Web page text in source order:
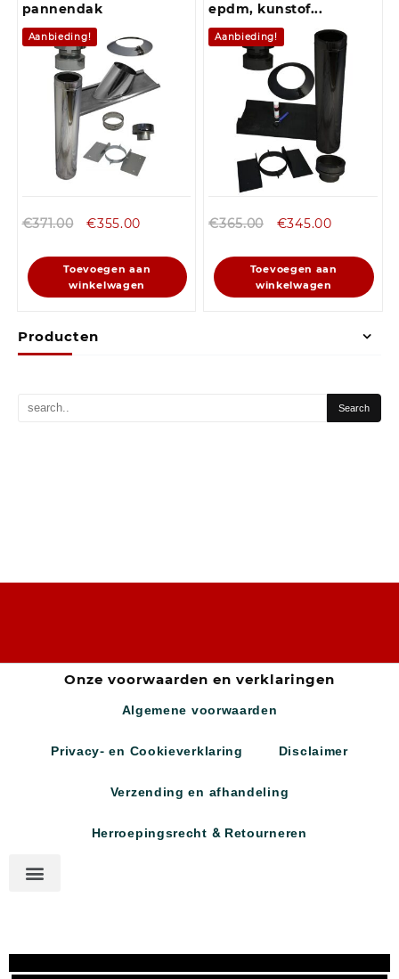
Producten
pannendak
Aanbieding!
€371.00 €355.00
Toevoegen aan
winkelwagen
epdm, kunstof...
Aanbieding!
€365.00 €345.00
Toevoegen aan
winkelwagen
Onze voorwaarden en verklaringen
Algemene voorwaarden
Privacy- en Cookieverklaring
Disclaimer
Verzending en afhandeling
Herroepingsrecht & Retourneren